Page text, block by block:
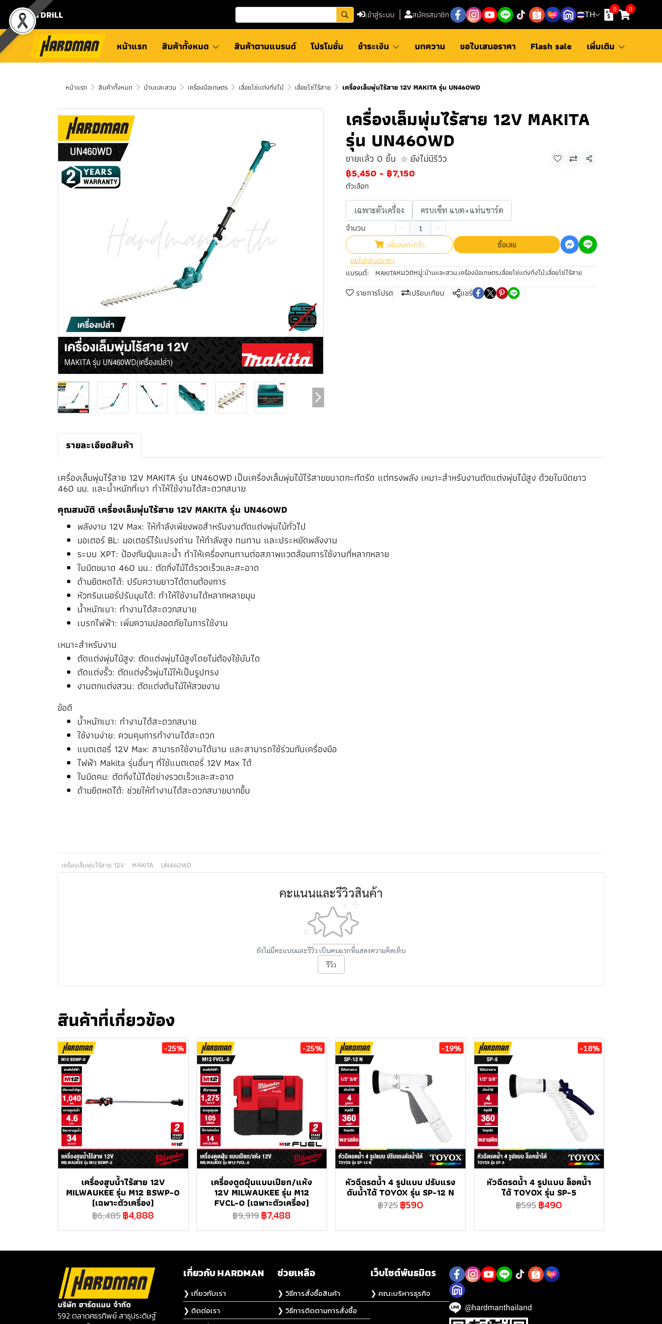
⛾ DRiLL เข้าสู่ระบบ สมัครสมาชิก TH
0 0
หน้าแรก สินค้าทั้งหมด สินค้าตามแบรนด์ โปรโมชั่น ชำระเงิน บทความ ขอใบเสนอราคา Flash sale เพิ่มเติม
หน้าแรก สินค้าทั้งหมด บ้านและสวน เครื่องมือเกษตร เลื่อยโซ่แต่งกิ่งไม้ เลื่อยโซ่ไร้สาย เครื่องเล็มพุ่มไร้สาย 12V MAKITA รุ่น UN460WD
เครื่องเล็มพุ่มไร้สาย 12V MAKITA
รุ่น UN460WD
ขายแล้ว 0 ชิ้น ยังไม่มีรีวิว แชร์
฿5,450 - ฿7,150
ตัวเลือก
เฉพาะตัวเครื่อง ครบเซ็ท แบต+แท่นชาร์ต
จำนวน
เพิ่มลงตะกร้า
ซื้อเลย
ขอใบเสนอราคา
แบรนด์:
MAKITAหมวดหมู่:บ้านและสวน,เครื่องมือเกษตร,เลื่อยโซ่แต่งกิ่งไม้,เลื่อยโซ่ไร้สาย
รายการโปรด เปรียบเทียบ แชร์
รายละเอียดสินค้า
เครื่องเล็มพุ่มไร้สาย 12V MAKITA รุ่น UN460WD เป็นเครื่องเล็มพุ่มไม้ไร้สายขนาดกะทัดรัด แต่ทรงพลัง เหมาะสำหรับงานตัดแต่งพุ่มไม้สูง ด้วยใบมีดยาว
460 มม. และน้ำหนักที่เบา ทำให้ใช้งานได้สะดวกสบาย
คุณสมบัติ เครื่องเล็มพุ่มไร้สาย 12V MAKITA รุ่น UN460WD
พลังงาน 12V Max: ให้กำลังเพียงพอสำหรับงานตัดแต่งพุ่มไม้ทั่วไป
มอเตอร์ BL: มอเตอร์ไร้แปรงถ่าน ให้กำลังสูง ทนทาน และประหยัดพลังงาน
ระบบ XPT: ป้องกันฝุ่นและน้ำ ทำให้เครื่องทนทานต่อสภาพแวดล้อมการใช้งานที่หลากหลาย
ใบมีดขนาด 460 มม.: ตัดกิ่งไม้ได้รวดเร็วและสะอาด
ด้ามยืดหดได้: ปรับความยาวได้ตามต้องการ
หัวทริมเมอร์ปรับมุมได้: ทำให้ใช้งานได้หลากหลายมุม
น้ำหนักเบา: ทำงานได้สะดวกสบาย
เบรกไฟฟ้า: เพิ่มความปลอดภัยในการใช้งาน
เหมาะสำหรับงาน
ตัดแต่งพุ่มไม้สูง: ตัดแต่งพุ่มไม้สูงโดยไม่ต้องใช้บันได
ตัดแต่งรั้ว: ตัดแต่งรั้วพุ่มไม้ให้เป็นรูปทรง
งานตกแต่งสวน: ตัดแต่งต้นไม้ให้สวยงาม
ข้อดี
น้ำหนักเบา: ทำงานได้สะดวกสบาย
ใช้งานง่าย: ควบคุมการทำงานได้สะดวก
แบตเตอรี่ 12V Max: สามารถใช้งานได้นาน และสามารถใช้ร่วมกับเครื่องมือ
ไฟฟ้า Makita รุ่นอื่นๆ ที่ใช้แบตเตอรี่ 12V Max ได้
ใบมีดคม: ตัดกิ่งไม้ได้อย่างรวดเร็วและสะอาด
ด้ามยืดหดได้: ช่วยให้ทำงานได้สะดวกสบายมากขึ้น
เครื่องเล็มพุ่มไร้สาย 12V MAKITA UN460WD
คะแนนและรีวิวสินค้า
ยังไม่มีคะแนนและรีวิว เป็นคนแรกที่แสดงความคิดเห็น
รีวิว
สินค้าที่เกี่ยวข้อง
-25%
เครื่องสูบน้ำไร้สาย 12V
MILWAUKEE รุ่น M12 BSWP-0
(เฉพาะตัวเครื่อง)
฿6,485฿4,888
-25%
เครื่องดูดฝุ่นแบบเปียก/แห้ง
12V MILWAUKEE รุ่น M12
FVCL-0 (เฉพาะตัวเครื่อง)
฿9,919฿7,488
-19%
หัวฉีดรดน้ำ 4 รูปแบบ ปรับแรง
ดันน้ำได้ TOYOX รุ่น SP-12 N
฿725฿590
-18%
หัวฉีดรดน้ำ 4 รูปแบบ ล็อคน้ำ
ได้ TOYOX รุ่น SP-5
฿595฿490
บริษัท ฮาร์ดแมน จำกัด
592 ตลาดศธรทิพย์ สาธุประดิษฐ์
เกี่ยวกับ HARDMAN
❯ เกี่ยวกับเรา
❯ ติดต่อเรา
ช่วยเหลือ
❯ วิธีการสั่งซื้อสินค้า
❯ วิธีการติดตามการสั่งซื้อ
เว็บไซต์พันธมิตร
❯ คณะบริหารธุรกิจ
@hardmanthailand